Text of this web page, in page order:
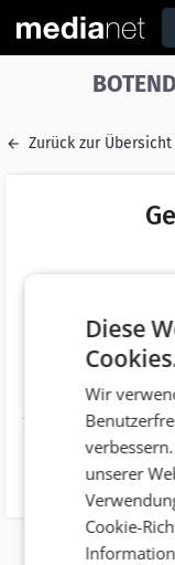
Zurück zur Übersicht
Telefonnummer
Website
Diese
Wir
unserer
Cookie-